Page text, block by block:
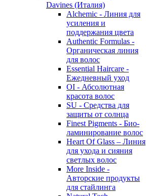
Davines (Италия)
Alchemic - Линия для
усиления и
поддержания цвета
Authentic Formulas -
Органическая линия
для волос
Essential Haircare -
Eжедневный уход
OI - Абсолютная
красота волос
SU - Средства для
защиты от солнца
Finest Pigments - Био-
ламинирование волос
Heart Of Glass – Линия
для ухода и сияния
светлых волос
More Inside -
Авторские продукты
для стайлинга